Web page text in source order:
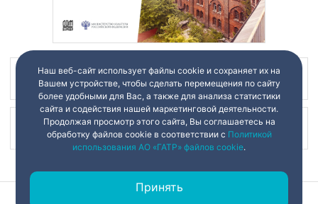
Наш канал в
Наш канал в
Наш веб-сайт использует файлы cookie и сохраняет их на
Вашем устройстве, чтобы сделать перемещения по сайту
более удобными для Вас, а также для анализа статистики
сайта и содействия нашей маркетинговой деятельности.
Продолжая просмотр этого сайта, Вы соглашаетесь на
обработку файлов cookie в соответствии с Политикой
использования АО «ГАТР» файлов cookie.
Принять